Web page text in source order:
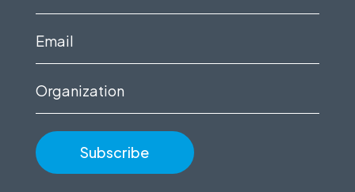
name
(Required)
Email
(Required)
Organization